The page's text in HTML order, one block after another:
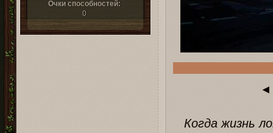
Очки способностей:
0
◂
Когда жизнь